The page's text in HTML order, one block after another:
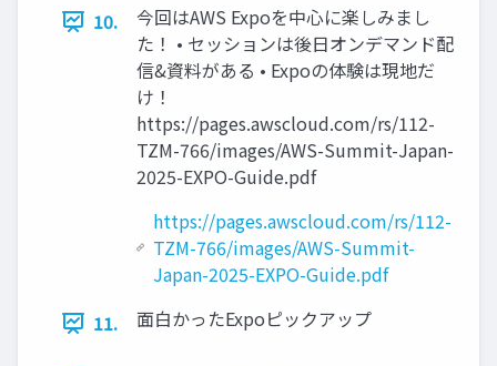
10.
今回はAWS Expoを中心に楽しみまし
た！ • セッションは後日オンデマンド配
信&資料がある • Expoの体験は現地だ
け！
https://pages.awscloud.com/rs/112-
TZM-766/images/AWS-Summit-Japan-
2025-EXPO-Guide.pdf
https://pages.awscloud.com/rs/112-
TZM-766/images/AWS-Summit-
Japan-2025-EXPO-Guide.pdf
11.
面白かったExpoピックアップ